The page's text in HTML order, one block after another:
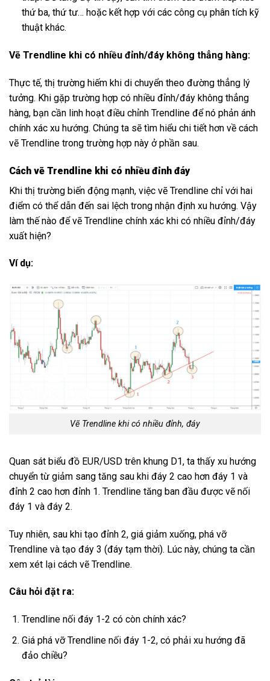
thứ ba, thứ tư… hoặc kết hợp với các công cụ phân tích kỹ
thuật khác.
Vẽ Trendline khi có nhiều đỉnh/đáy không thẳng hàng:
Thực tế, thị trường hiếm khi di chuyển theo đường thẳng lý
tưởng. Khi gặp trường hợp có nhiều đỉnh/đáy không thẳng
hàng, bạn cần linh hoạt điều chỉnh Trendline để nó phản ánh
chính xác xu hướng. Chúng ta sẽ tìm hiểu chi tiết hơn về cách
vẽ Trendline trong trường hợp này ở phần sau.
Cách vẽ Trendline khi có nhiều đỉnh đáy
Khi thị trường biến động mạnh, việc vẽ Trendline chỉ với hai
điểm có thể dẫn đến sai lệch trong nhận định xu hướng. Vậy
làm thế nào để vẽ Trendline chính xác khi có nhiều đỉnh/đáy
xuất hiện?
Ví dụ:
Vẽ Trendline khi có nhiều đỉnh, đáy
Quan sát biểu đồ EUR/USD trên khung D1, ta thấy xu hướng
chuyển từ giảm sang tăng sau khi đáy 2 cao hơn đáy 1 và
đỉnh 2 cao hơn đỉnh 1. Trendline tăng ban đầu được vẽ nối
đáy 1 và đáy 2.
Tuy nhiên, sau khi tạo đỉnh 2, giá giảm xuống, phá vỡ
Trendline và tạo đáy 3 (đáy tạm thời). Lúc này, chúng ta cần
xem xét lại cách vẽ Trendline.
Câu hỏi đặt ra:
Trendline nối đáy 1-2 có còn chính xác?
Giá phá vỡ Trendline nối đáy 1-2, có phải xu hướng đã
đảo chiều?